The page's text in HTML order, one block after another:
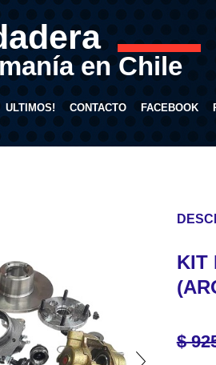
en Chile
ULTIMOS! CONTACTO FACEBOOK
KIT
$